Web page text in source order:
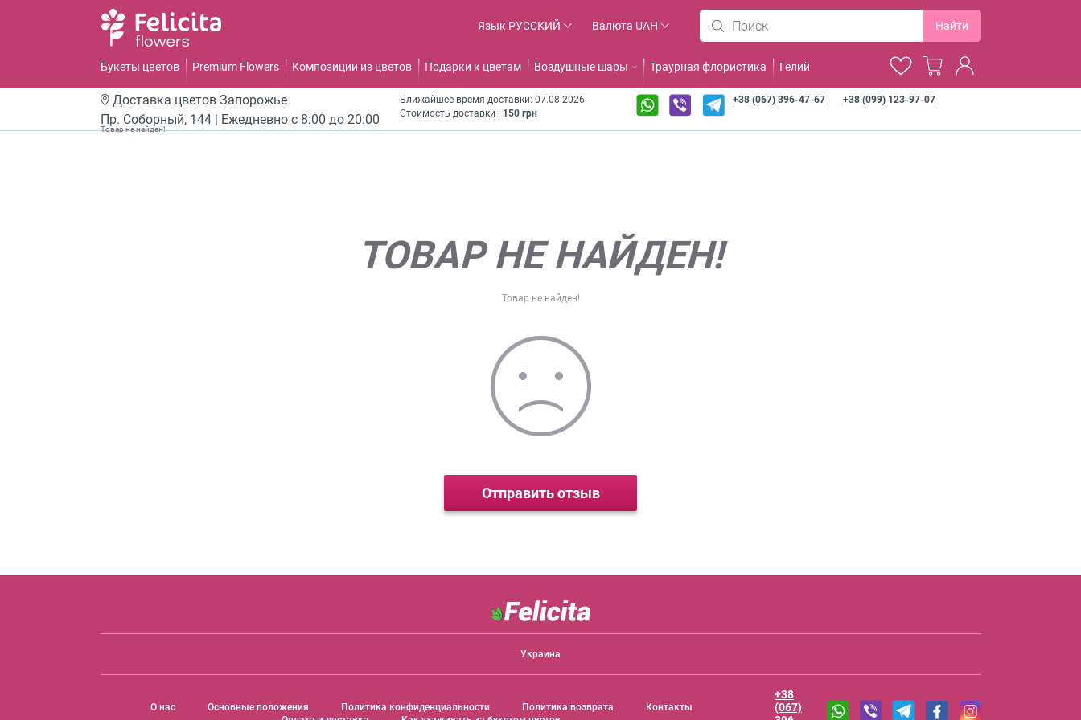
Язык РУССКИЙ Валюта UAH Найти
Букеты цветов Premium Flowers Композиции из цветов Подарки к цветам Воздушные шары Траурная флористика Гелий
Доставка цветов Запорожье
Пр. Соборный, 144 | Ежедневно с 8:00 до 20:00
Ближайшее время доставки: 07.08.2026
Стоимость доставки : 150 грн
+38 (067) 396-47-67 +38 (099) 123-97-07
Товар не найден!
ТОВАР НЕ НАЙДЕН!
Товар не найден!
Отправить отзыв
Украина
O нас Основные положения Политика конфиденциальности Политика возврата
Контакты
+38
(067)